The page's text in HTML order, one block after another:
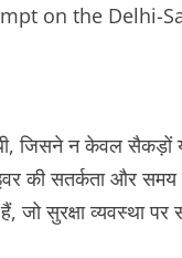
on the Delhi-
न केवल सैकड़ों
की सतर्कता और
जो सुरक्षा व्यवस्था